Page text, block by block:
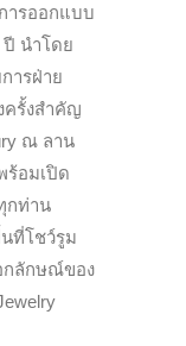
ารออกแบบ
นำโดย
ารฝ่าย
ครั้งสำคัญ
ณ ลาน
ร้อมเปิด
กท่าน
ที่โชว์รูม
กลักษณ์ของ